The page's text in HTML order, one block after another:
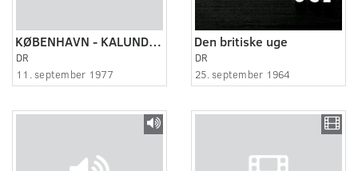
KØBENHAVN - KALUNDBORG, 4:4.
DR
11. september 1977
Den britiske uge
DR
25. september 1964